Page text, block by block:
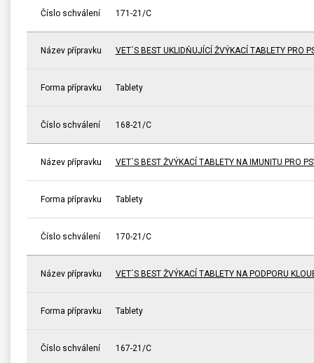
Číslo schválení 171-21/C
Název přípravku VET´S BEST UKLIDŇUJÍCÍ ŽVÝKACÍ TABLETY PRO
Forma přípravku Tablety
Číslo schválení 168-21/C
Název přípravku VET´S BEST ŽVÝKACÍ TABLETY NA IMUNITU PRO
Forma přípravku Tablety
Číslo schválení 170-21/C
Název přípravku VET´S BEST ŽVÝKACÍ TABLETY NA PODPORU
Forma přípravku Tablety
Číslo schválení 167-21/C